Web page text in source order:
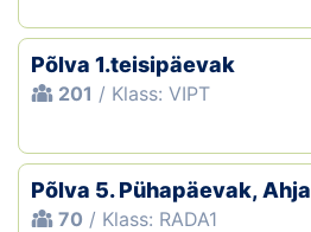
Põlva 1.teisipäevak
201 / Klass: VIPT
Põlva 5. Pühapäevak, Ahja
70 / Klass: RADA1